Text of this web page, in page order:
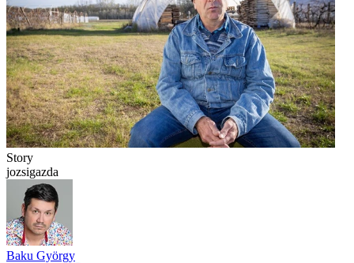
Story
jozsigazda
Baku György